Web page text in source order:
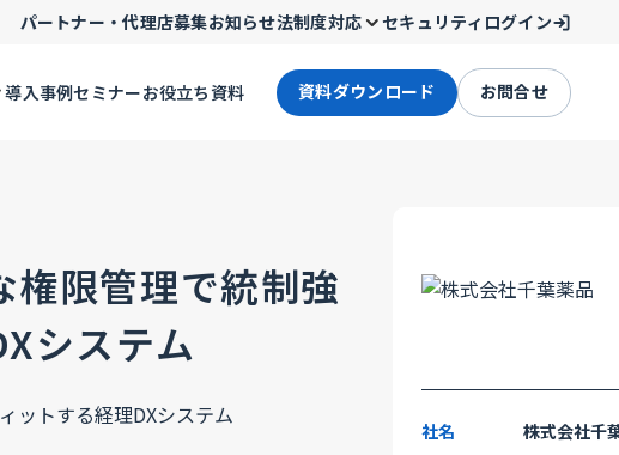
パートナー・代理店募集お知らせ法制度対応 セキュリティ ログイン
導入事例セミナーお役立ち資料 資料ダウンロード お問合せ
限管理で統制強
システム
社名 株式会社千